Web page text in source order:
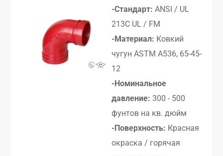
-Стандарт: ANSI / UL
213C UL / FM
-Материал: Ковкий
чугун ASTM A536, 65-45-
12
-Номинальное
давление: 300 - 500
фунтов на кв. дюйм
-Поверхность: Красная
окраска / горячая